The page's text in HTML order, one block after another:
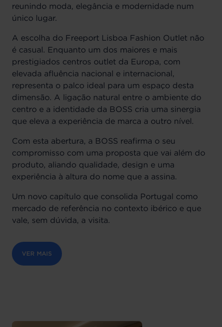
reunindo moda, elegância e modernidade num
único lugar.
A escolha do Freeport Lisboa Fashion Outlet não
é casual. Enquanto um dos maiores e mais
prestigiados centros outlet da Europa, com
elevada afluência nacional e internacional,
representa o palco ideal para um espaço desta
dimensão. A ligação natural entre o ambiente do
centro e a identidade da BOSS cria uma sinergia
que eleva a experiência de marca a outro nível.
Com esta abertura, a BOSS reafirma o seu
compromisso com uma proposta que vai além do
produto, aliando qualidade, design e uma
experiência à altura do nome que a assina.
Um novo capítulo que consolida Portugal como
mercado de referência no contexto ibérico e que
vale, sem dúvida, a visita.
VER MAIS